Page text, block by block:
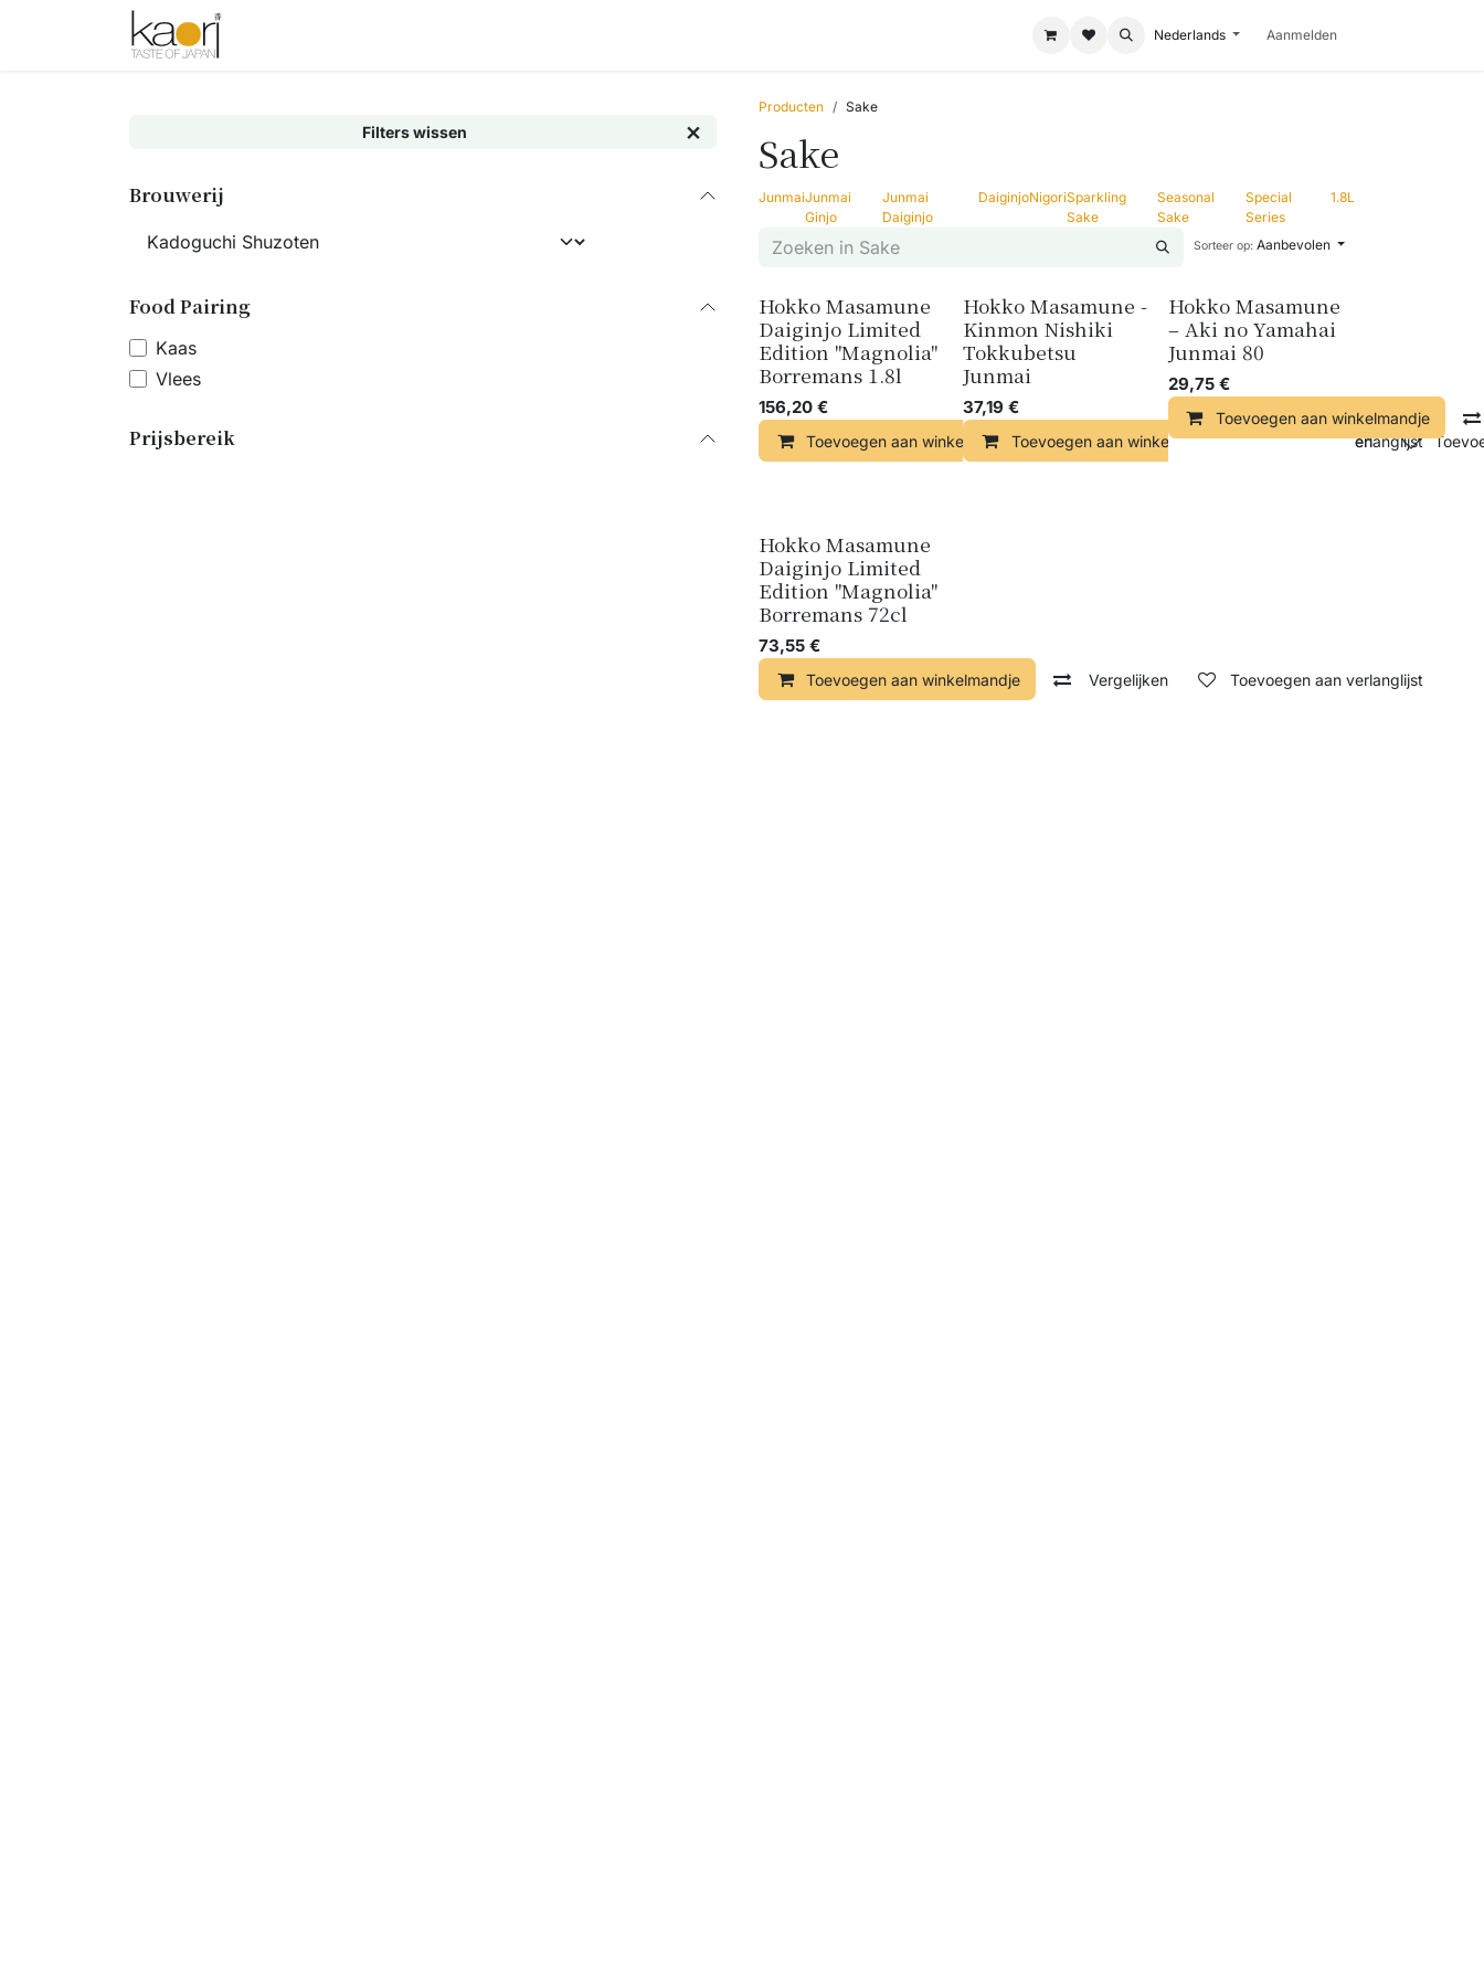
Overslaan naar inhoud
Nederlands Aanmelden
Filters wissen
Brouwerij
Food Pairing
Kaas
Vlees
Prijsbereik
Producten Sake
Sake
JunmaiJunmai
Ginjo
Junmai
Daiginjo
DaiginjoNigoriSparkling
Sake
Seasonal
Sake
Special
Series
1.8L
Sorteer op: Aanbevolen
Hokko Masamune
Daiginjo Limited
Edition "Magnolia"
Borremans 1.8l
156,20 €
Toevoegen aan winkelmandje Vergelijken Toevoegen aan verlanglijst
Hokko Masamune -
Kinmon Nishiki
Tokkubetsu
Junmai
37,19 €
Toevoegen aan winkelmandje Vergelijken
Hokko Masamune
– Aki no Yamahai
Junmai 80
29,75€
Toevoegen aan winkelmandje
Hokko Masamune
Daiginjo Limited
Edition "Magnolia"
Borremans 72cl
73,55 €
Toevoegen aan winkelmandje Vergelijken Toevoegen aan verlanglijst